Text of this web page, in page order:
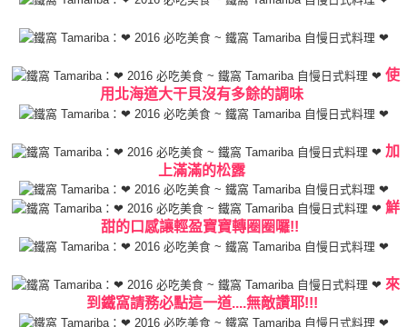
使
用北海道大干貝沒有多餘的調味
加
上滿滿的松露
鮮
甜的口感讓輕盈寶寶轉圈圈囉!!
來
到鐵窩請務必點這一道....無敵讚耶!!!